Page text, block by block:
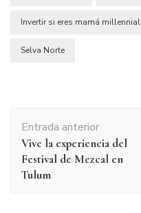
Invertir si eres mamá millennial
Selva Norte
de
entradas
Entrada anterior
Vive la experiencia del
Festival de Mezcal en
Tulum